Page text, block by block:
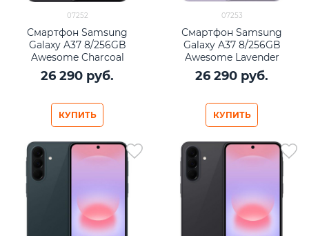
07252
Смартфон Samsung
Galaxy A37 8/256GB
Awesome Charcoal
26 290 руб.
КУПИТЬ
07253
Смартфон Samsung
Galaxy A37 8/256GB
Awesome Lavender
26 290 руб.
КУПИТЬ